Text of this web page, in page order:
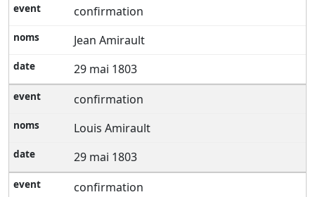
confirmation
Jean Amirault
29 mai 1803
confirmation
Louis Amirault
29 mai 1803
confirmation